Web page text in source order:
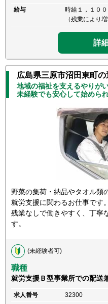
給与
時給１，１０
（残業により増
詳
広島県三原市沼田東町
地域の福祉を支えるやりが
未経験でも安心して始めら
野菜の集荷・納品やタオル類
就労支援に関わるお仕事です。
残業なしで働きやすく、丁寧
す。
(未経験者可)
職種
就労支援Ｂ型事業所での配送
求人番号
32300